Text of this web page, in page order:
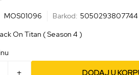
MOS01096 Barkod: 5050293807744
On Titan ( Season 4 )
DODAJ U